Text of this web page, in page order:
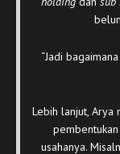
“Jadi
Lebih lanjut, Arya
usahanya.